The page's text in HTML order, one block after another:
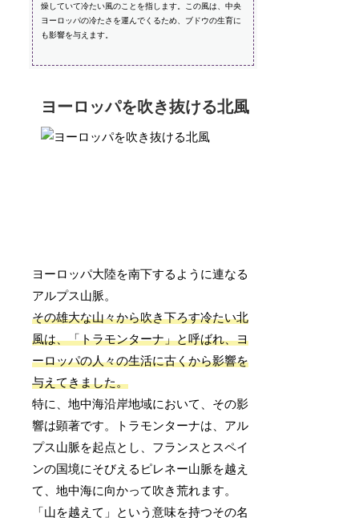
燥していて冷たい風のことを指します。この風は、中央
ヨーロッパの冷たさを運んでくるため、ブドウの生育に
も影響を与えます。
ヨーロッパを吹き抜ける北風
ヨーロッパ大陸を南下するように連なる
アルプス山脈。
その雄大な山々から吹き下ろす冷たい北
風は、「トラモンターナ」と呼ばれ、ヨ
ーロッパの人々の生活に古くから影響を
与えてきました。
特に、地中海沿岸地域において、その影
響は顕著です。トラモンターナは、アル
プス山脈を起点とし、フランスとスペイ
ンの国境にそびえるピレネー山脈を越え
て、地中海に向かって吹き荒れます。
「山を越えて」という意味を持つその名